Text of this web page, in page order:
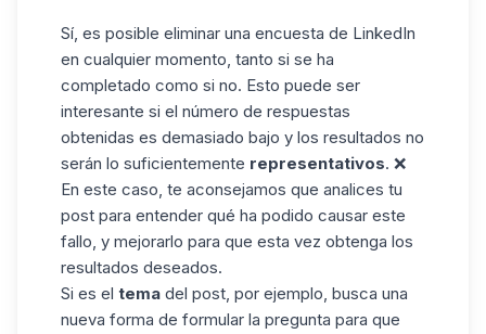
Sí, es posible eliminar una encuesta de LinkedIn
en cualquier momento, tanto si se ha
completado como si no. Esto puede ser
interesante si el número de respuestas
obtenidas es demasiado bajo y los resultados no
serán lo suficientemente representativos. ❌
En este caso, te aconsejamos que analices tu
post para entender qué ha podido causar este
fallo, y mejorarlo para que esta vez obtenga los
resultados deseados.
Si es el tema del post, por ejemplo, busca una
nueva forma de formular la pregunta para que